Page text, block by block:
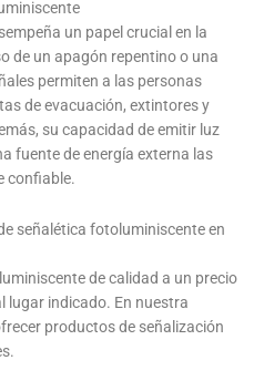
un papel crucial en la
de un apagón repentino o una
permiten a las personas
de evacuación, extintores y
su capacidad de emitir luz
fuente de energía externa las
confiable.
señalética fotoluminiscente en
de calidad a un precio
lugar indicado. En nuestra
productos de señalización